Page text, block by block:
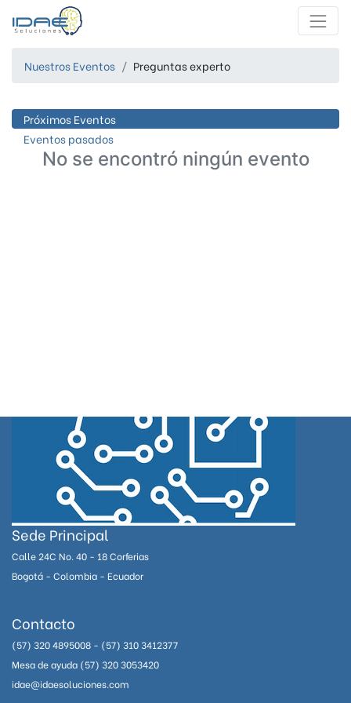
Nuestros Eventos Preguntas experto
Próximos Eventos
Eventos pasados
No se encontró ningún evento
Sede Principal
Calle 24C No. 40 - 18 Corferias
Bogotá - Colombia - Ecuador
Contacto
(57) 320 4895008 - (57) 310 3412377
Mesa de ayuda (57) 320 3053420
idae@idaesoluciones.com